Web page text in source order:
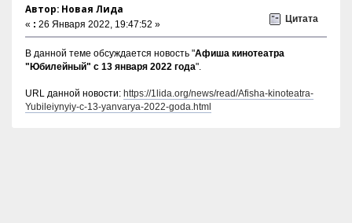
Автор: Новая Лида
« : 26 Января 2022, 19:47:52 »
Цитата
В данной теме обсуждается новость "Афиша кинотеатра
"Юбилейный" c 13 января 2022 года".
URL данной новости: https://1lida.org/news/read/Afisha-kinoteatra-
Yubileiynyiy-c-13-yanvarya-2022-goda.html